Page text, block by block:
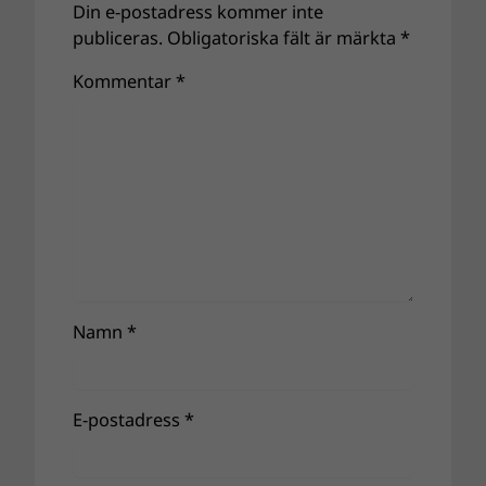
Din e-postadress kommer inte
publiceras. Obligatoriska fält är märkta *
Kommentar *
Namn *
E-postadress *